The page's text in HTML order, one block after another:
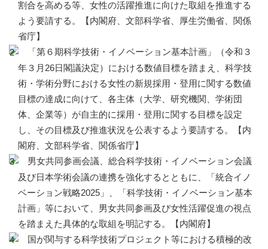
割合を高める等、女性の活躍推進に向けた取組を推進する
よう要請する。【内閣府、文部科学省、厚生労働省、関係
省庁】
「第６期科学技術・イノベーション基本計画」（令和３
年３月26日閣議決定）における数値目標を踏まえ、科学技
術・学術分野における女性の新規採用・登用に関する数値
目標の達成に向けて、各主体（大学、研究機関、学術団
体、企業等）が自主的に採用・登用に関する目標を設定
し、その目標及び推進状況を公表するよう要請する。【内
閣府、文部科学省、関係省庁】
男女共同参画会議、総合科学技術・イノベーション会議
及び日本学術会議の連携を強化するとともに、「統合イノ
ベーション戦略2025」、「科学技術・イノベーション基本
計画」等において、男女共同参画及び女性活躍促進の視点
を踏まえた具体的な取組を明記する。【内閣府】
国が関与する科学技術プロジェクト等における積極的改